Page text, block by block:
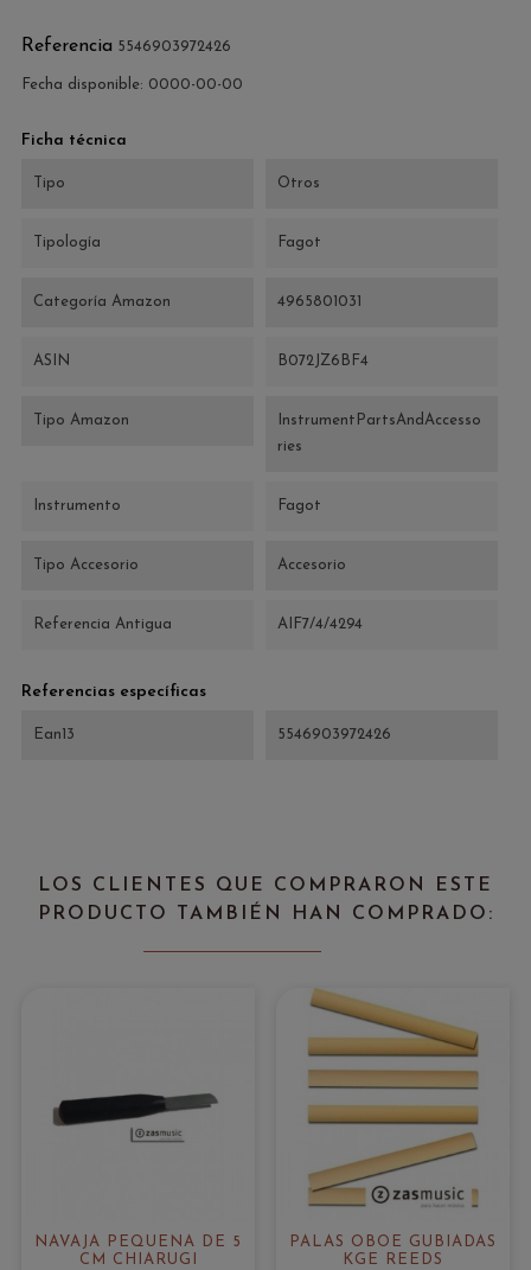
Referencia 5546903972426
Fecha disponible: 0000-00-00
Ficha técnica
Tipo Otros
Tipología Fagot
Categoría Amazon 4965801031
ASIN B072JZ6BF4
Tipo Amazon
InstrumentPartsAndAccesso
ries
Instrumento Fagot
Tipo Accesorio Accesorio
Referencia Antigua AIF7/4/4294
Referencias específicas
Ean13 5546903972426
LOS CLIENTES QUE COMPRARON ESTE
PRODUCTO TAMBIÉN HAN COMPRADO:
NAVAJA PEQUEÑA DE 5
CM CHIARUGI
PALAS OBOE GUBIADAS
KGE REEDS